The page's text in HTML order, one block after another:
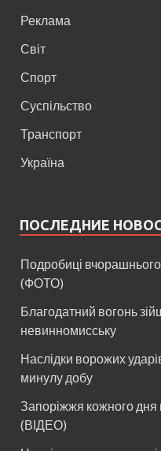
Реклама
Світ
Спорт
Суспільство
Транспорт
Україна
ПОСЛЕДНИЕ
Подробиці
(ФОТО)
Благодатний вогонь
невинномисську
Наслідки ворожих
минулу добу
Запоріжжя кожного дня
(ВІДЕО)